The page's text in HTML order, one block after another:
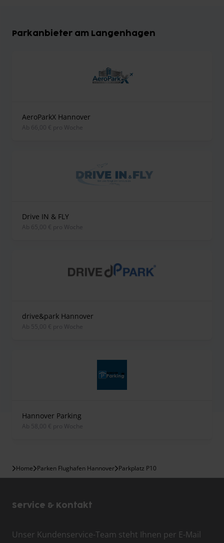
Parkanbieter am Langenhagen
AeroParkX Hannover
ab 66,00 € pro Woche
Drive IN & FLY
ab 65,00 € pro Woche
drive&park Hannover
ab 55,00 € pro Woche
Hannover Parking
ab 58,00 € pro Woche
Home Parken Flughafen Hannover Parkplatz P10
Service & Kontakt
Unser Kundenservice-Team steht Ihnen per E-Mail